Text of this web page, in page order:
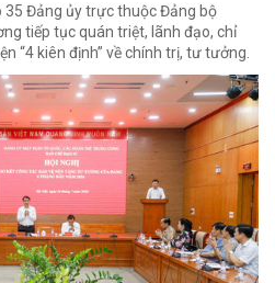
35 Đảng ủy trực thuộc Đảng bộ
tiếp tục quán triệt, lãnh đạo, chỉ
“4 kiên định” về chính trị, tư tưởng.